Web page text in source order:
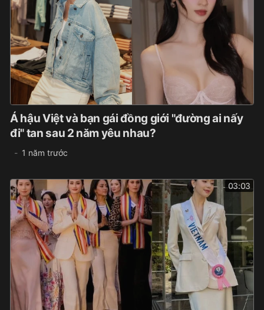
Á hậu Việt và bạn gái đồng giới "đường ai nấy
đi" tan sau 2 năm yêu nhau?
1 năm trước
03:03